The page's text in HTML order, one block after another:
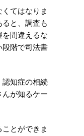
てはなりま
と、調査も
間違えるな
段階で司法書
認知症の相続
が知るケー
とができま